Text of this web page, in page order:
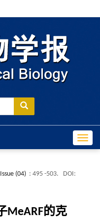
Issue (04) : 495 -503.
DOI:
MeARF的克